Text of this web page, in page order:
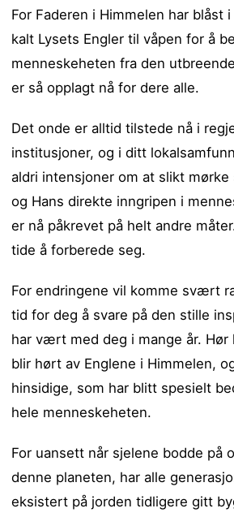
For Faderen i Himmelen har blåst
kalt Lysets Engler til våpen for å
menneskeheten fra den
er så opplagt nå for dere alle.
Det onde er alltid tilstede nå i
institusjoner, og i ditt
aldri intensjoner om at slikt
og Hans direkte inngripen i
er nå påkrevet på helt andre
tide å forberede seg.
For endringene vil komme svært
tid for deg å svare på den stille
har vært med deg i mange år. Hør
blir hørt av Englene i Himmelen,
hinsidige, som har blitt spesielt
hele menneskeheten.
For uansett når sjelene bodde på
denne planeten, har alle
eksistert på jorden tidligere gitt